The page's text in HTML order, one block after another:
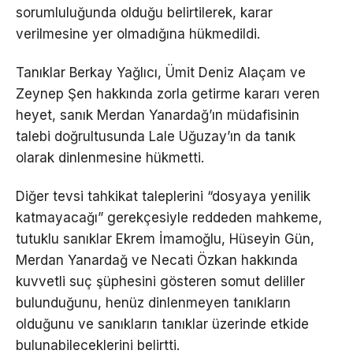
sorumluluğunda olduğu belirtilerek, karar
verilmesine yer olmadığına hükmedildi.
Tanıklar Berkay Yağlıcı, Ümit Deniz Alaçam ve
Zeynep Şen hakkında zorla getirme kararı veren
heyet, sanık Merdan Yanardağ’ın müdafisinin
talebi doğrultusunda Lale Uğuzay’ın da tanık
olarak dinlenmesine hükmetti.
Diğer tevsi tahkikat taleplerini “dosyaya yenilik
katmayacağı” gerekçesiyle reddeden mahkeme,
tutuklu sanıklar Ekrem İmamoğlu, Hüseyin Gün,
Merdan Yanardağ ve Necati Özkan hakkında
kuvvetli suç şüphesini gösteren somut deliller
bulunduğunu, henüz dinlenmeyen tanıkların
olduğunu ve sanıkların tanıklar üzerinde etkide
bulunabileceklerini belirtti.